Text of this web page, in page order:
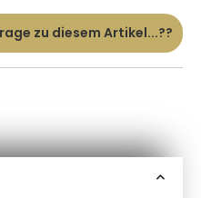
zu diesem Artikel...??